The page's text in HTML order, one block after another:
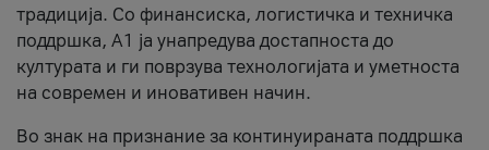
традиција. Со финансиска, логистичка и техничка
поддршка, A1 ја унапредува достапноста до
културата и ги поврзува технологијата и уметноста
на современ и иновативен начин.
Во знак на признание за континуираната поддршка